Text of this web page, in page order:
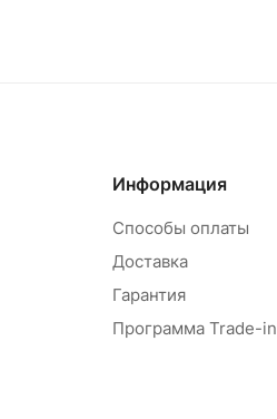
Информация
Способы оплаты
Доставка
Гарантия
Программа Trade-in